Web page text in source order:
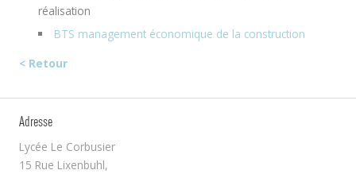
réalisation
BTS management économique de la construction
< Retour
Adresse
Lycée Le Corbusier
15 Rue Lixenbuhl,